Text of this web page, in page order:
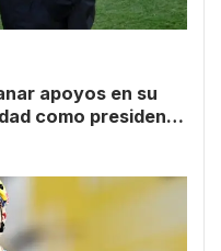
apoyos en su
como presidente